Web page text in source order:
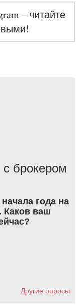
– читайте
брокером
года на
Каков ваш
Другие опросы